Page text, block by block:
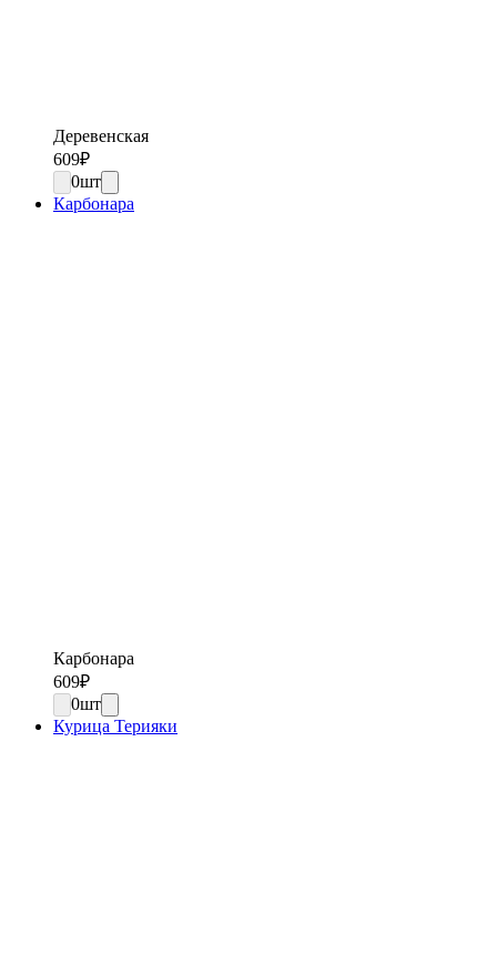
Деревенская
609₽
0шт
Карбонара
Карбонара
609₽
0шт
Курица Терияки